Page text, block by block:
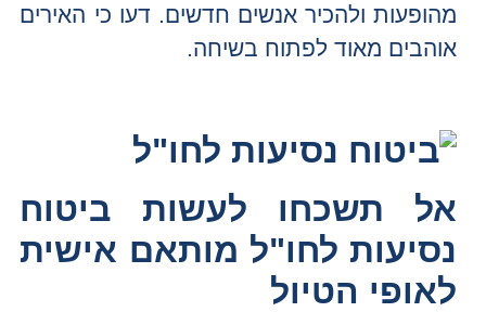
מהופעות ולהכיר אנשים חדשים. דעו כי האירים
אוהבים מאוד לפתוח בשיחה.
אל תשכחו לעשות ביטוח
נסיעות לחו"ל מותאם אישית
לאופי הטיול